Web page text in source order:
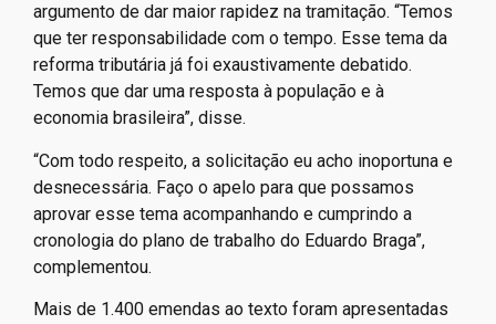
argumento de dar maior rapidez na tramitação. “Temos
que ter responsabilidade com o tempo. Esse tema da
reforma tributária já foi exaustivamente debatido.
Temos que dar uma resposta à população e à
economia brasileira”, disse.
“Com todo respeito, a solicitação eu acho inoportuna e
desnecessária. Faço o apelo para que possamos
aprovar esse tema acompanhando e cumprindo a
cronologia do plano de trabalho do Eduardo Braga”,
complementou.
Mais de 1.400 emendas ao texto foram apresentadas